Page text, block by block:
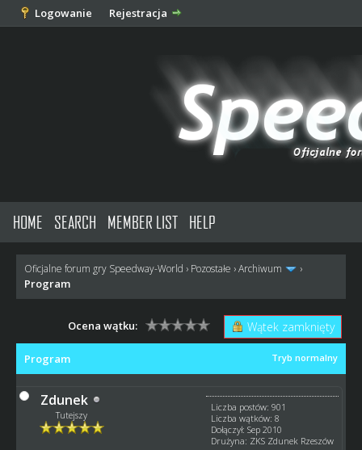
Logowanie Rejestracja
HOME SEARCH MEMBER LIST HELP
Oficjalne forum gry Speedway-World › Pozostałe ›Archiwum ›
Program
Wątek zamknięty
Ocena wątku:
Tryb normalny
Program
Zdunek
Tutejszy
Liczba postów: 901
Liczba wątków: 8
Dołączył: Sep 2010
Drużyna: ZKS Zdunek Rzeszów